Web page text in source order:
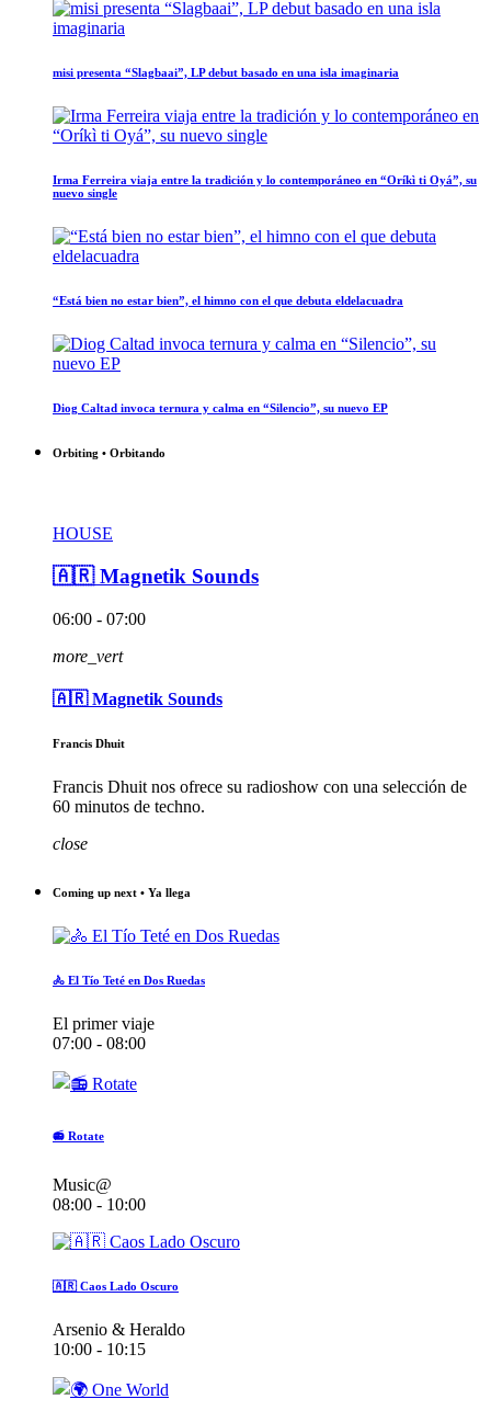
misi presenta “Slagbaai”, LP debut basado en una isla imaginaria
Irma Ferreira viaja entre la tradición y lo contemporáneo en “Oríkì ti Oyá”, su
nuevo single
“Está bien no estar bien”, el himno con el que debuta eldelacuadra
Diog Caltad invoca ternura y calma en “Silencio”, su nuevo EP
Orbiting • Orbitando
HOUSE
🇦🇷 Magnetik Sounds
06:00 - 07:00
more_vert
🇦🇷 Magnetik Sounds
Francis Dhuit
Francis Dhuit nos ofrece su radioshow con una selección de
60 minutos de techno.
close
Coming up next • Ya llega
🚴 El Tío Teté en Dos Ruedas
El primer viaje
07:00 - 08:00
📻 Rotate
Music@
08:00 - 10:00
🇦🇷 Caos Lado Oscuro
Arsenio & Heraldo
10:00 - 10:15